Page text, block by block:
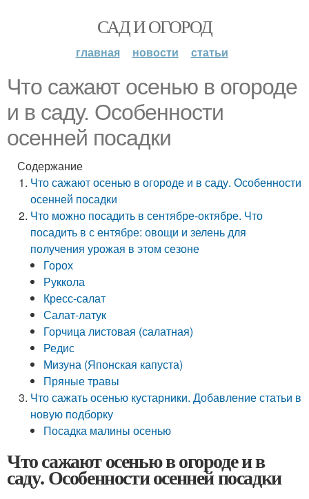
САД И ОГОРОД
главная новости статьи
Что сажают осенью в огороде
и в саду. Особенности
осенней посадки
Содержание
Что сажают осенью в огороде и в саду. Особенности
осенней посадки
Что можно посадить в сентябре-октябре. Что
посадить в с ентябре: овощи и зелень для
получения урожая в этом сезоне
Горох
Руккола
Кресс-салат
Салат-латук
Горчица листовая (салатная)
Редис
Мизуна (Японская капуста)
Пряные травы
Что сажать осенью кустарники. Добавление статьи в
новую подборку
Посадка малины осенью
Что сажают осенью в огороде и в
саду. Особенности осенней посадки